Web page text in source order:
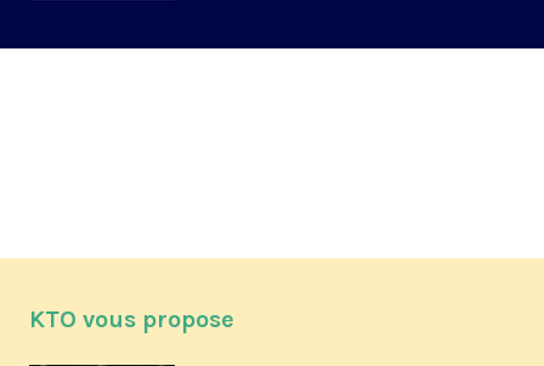
KTO vous propose